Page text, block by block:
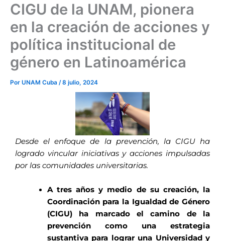
CIGU de la UNAM, pionera
en la creación de acciones y
política institucional de
género en Latinoamérica
Por UNAM Cuba /8 julio, 2024
Desde el enfoque de la prevención, la CIGU ha
logrado vincular iniciativas y acciones impulsadas
por las comunidades universitarias.
A tres años y medio de su creación, la
Coordinación para la Igualdad de Género
(CIGU) ha marcado el camino de la
prevención como una estrategia
sustantiva para lograr una Universidad y